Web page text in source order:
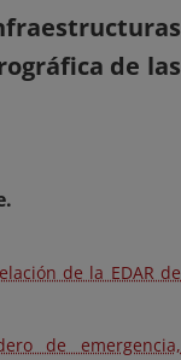
de las
de la EDAR de
de emergencia,